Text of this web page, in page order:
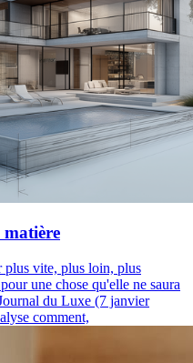
plus vite, plus loin, plus
une chose qu'elle ne saura
du Luxe (7 janvier
comment,